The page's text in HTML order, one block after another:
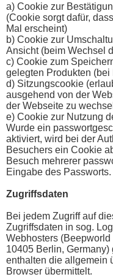
a) Cookie zur
(Cookie sorgt dafür,
Mal erscheint)
b) Cookie zur
Ansicht (beim Wechsel
c) Cookie zum
gelegten Produkten
d) Sitzungscookie
ausgehend von der
der Webseite zu
e) Cookie zur Nutzung
Wurde ein
aktiviert, wird bei der
Besuchers ein Cookie
Besuch mehrerer
Eingabe des Passworts.
Zugriffsdaten
Bei jedem Zugriff auf
Zugriffsdaten in sog.
Webhosters
10405 Berlin,
enthalten die allgemein
Browser übermittelt.